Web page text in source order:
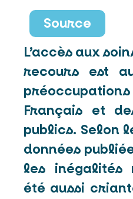
Source
L’accès aux
recours est
Français et
publics. Selon
données
les inégalités
été aussi